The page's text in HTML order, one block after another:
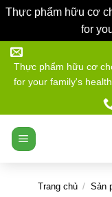
Thực phẩm hữu cơ
for
Bỏ
qua
nội
Thực phẩm hữu cơ
for your family's health
Trang chủ / Sản